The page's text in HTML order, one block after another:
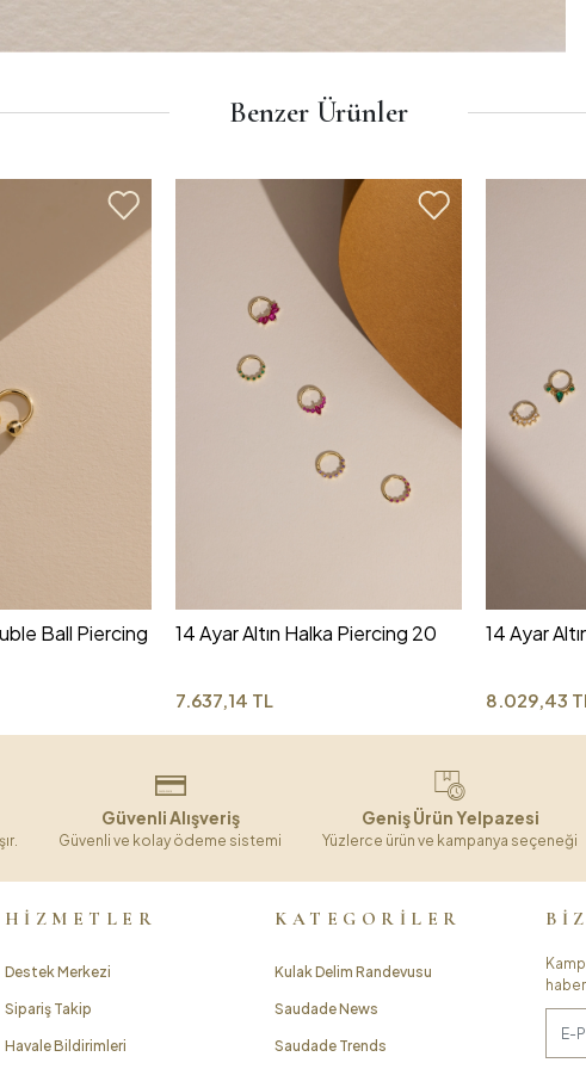
Benzer Ürünler
Ball Piercing 14 Ayar Altın Halka Piercing 20
7.637,14 TL
14 Ayar
8.029,43
Güvenli Alışveriş
Güvenli ve kolay ödeme sistemi
Geniş Ürün Yelpazesi
Yüzlerce ürün ve kampanya seçeneği
HİZMETLER
Destek Merkezi
Sipariş Takip
Havale Bildirimleri
KATEGORİLER
Kulak Delim Randevusu
Saudade News
Saudade Trends